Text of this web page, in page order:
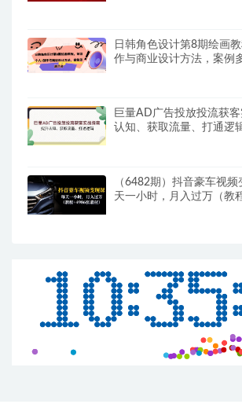
日韩角色设计第8期绘画
作与商业设计方法，案例
巨量AD广告投放投流获
认知、获取流量、打通逻
（6482期）抖音豪车视
天一小时，月入过万（教